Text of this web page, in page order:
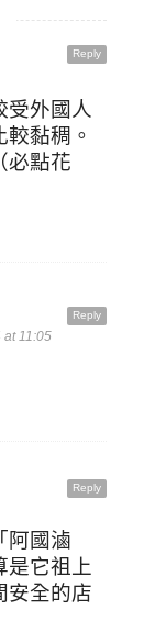
Reply
受外國人
黏稠。
必點花
Reply
11:05
Reply
阿國滷
是它祖上
安全的店